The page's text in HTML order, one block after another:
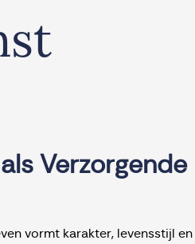
vormt karakter, levensstijl